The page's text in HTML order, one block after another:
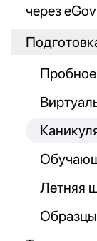
через eGov
Летняя